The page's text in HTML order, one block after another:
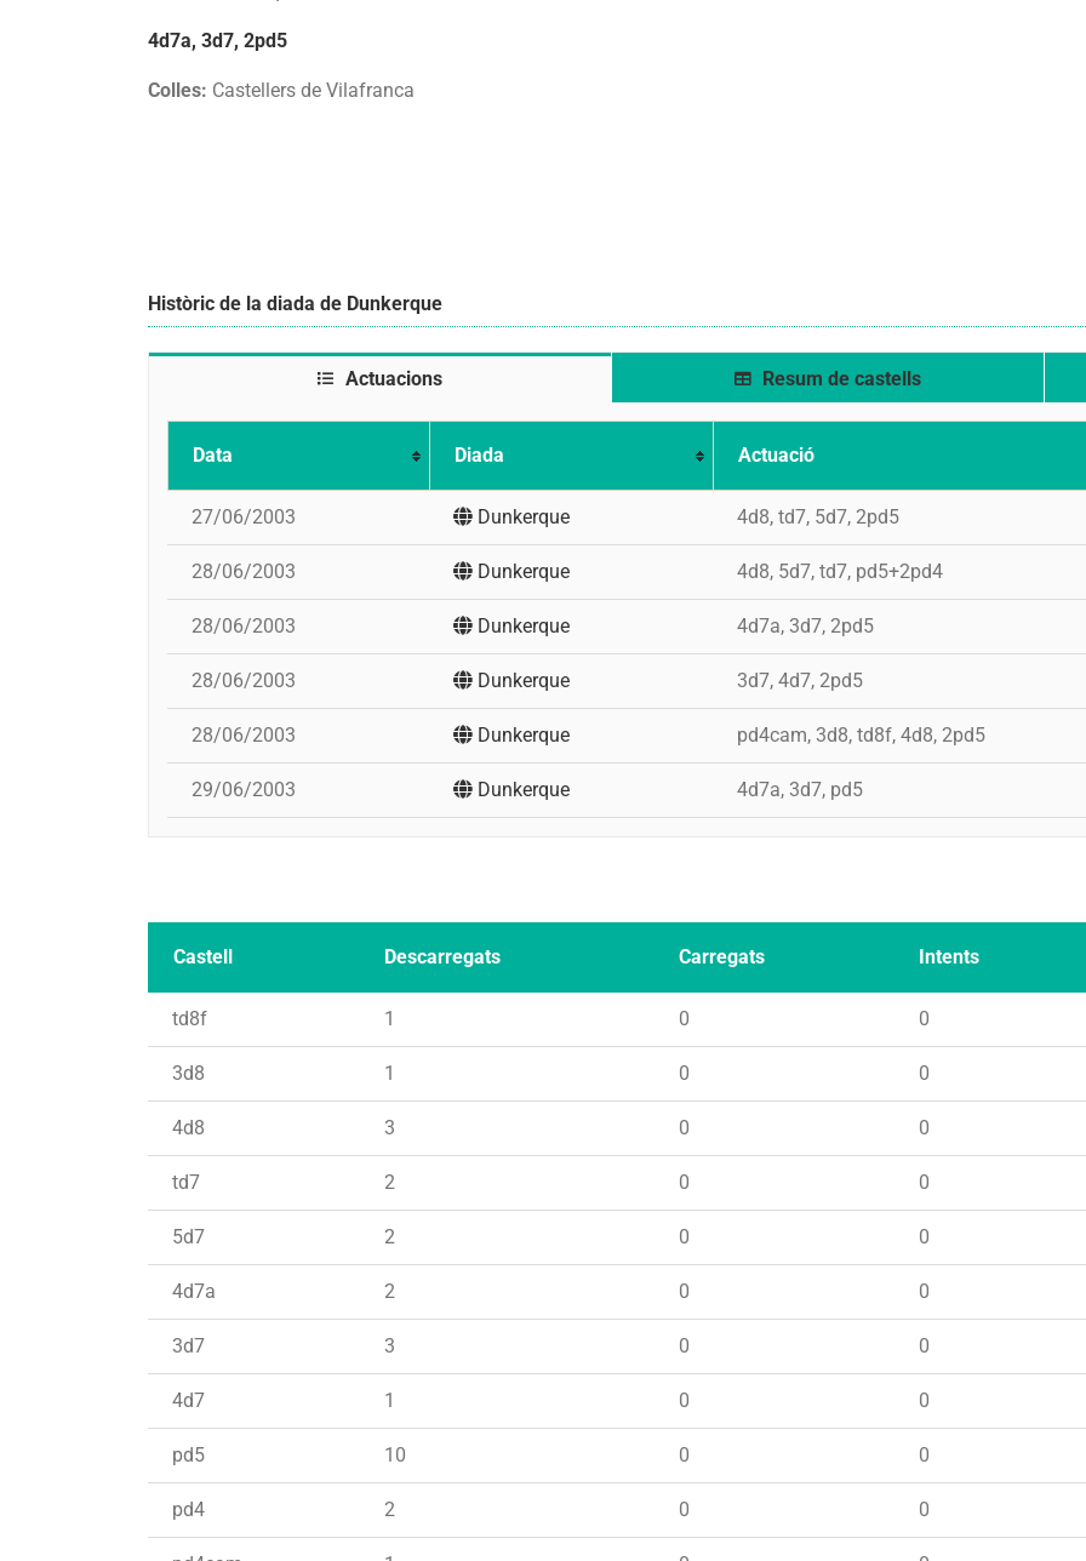
4d7a, 3d7, 2pd5
Colles: Castellers de Vilafranca
Històric de la diada de Dunkerque
Actuacions Resum de castells
Data Diada Actuació
27/06/2003 Dunkerque 4d8, td7, 5d7, 2pd5
28/06/2003 Dunkerque 4d8, 5d7, td7, pd5+2pd4
28/06/2003 Dunkerque 4d7a, 3d7, 2pd5
28/06/2003 Dunkerque 3d7, 4d7, 2pd5
28/06/2003 Dunkerque pd4cam, 3d8, td8f, 4d8, 2pd5
29/06/2003 Dunkerque 4d7a, 3d7, pd5
Castell Descarregats Carregats Intents
td8f 1 0 0
3d8 1 0 0
4d8 3 0 0
td7 2 0 0
5d7 2 0 0
4d7a 2 0 0
3d7 3 0 0
4d7 1 0 0
pd5 10 0 0
pd4 2 0 0